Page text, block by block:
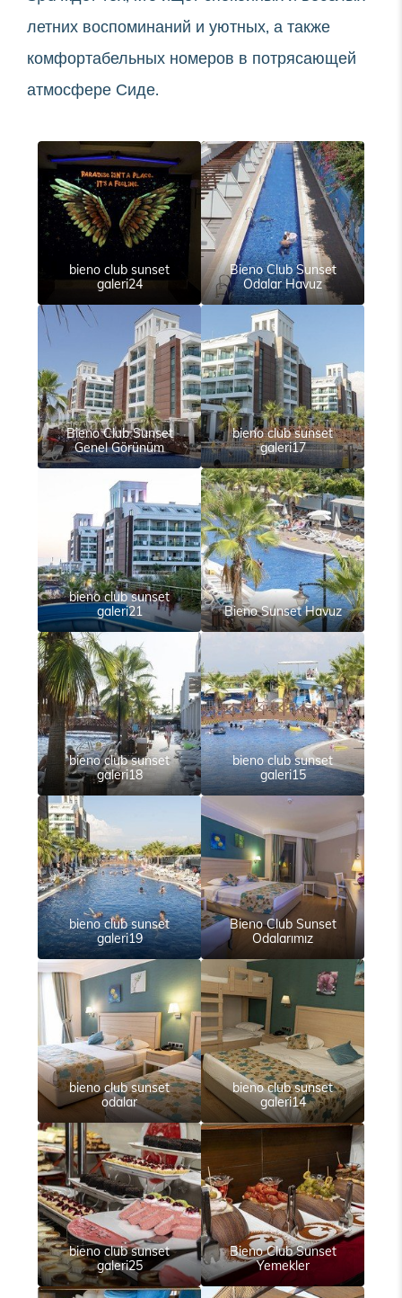
летних воспоминаний и уютных, а также
комфортабельных номеров в потрясающей
атмосфере Сиде.
bieno club sunset
galeri24
Bieno Club Sunset
Odalar Havuz
Bieno Club Sunset
Genel Görünüm
bieno club sunset
galeri17
bieno club sunset
galeri21
Bieno Sunset Havuz
bieno club sunset
galeri18
bieno club sunset
galeri15
bieno club sunset
galeri19
Bieno Club Sunset
Odalarımız
bieno club sunset
odalar
bieno club sunset
galeri14
bieno club sunset
galeri25
Bieno Club Sunset
Yemekler